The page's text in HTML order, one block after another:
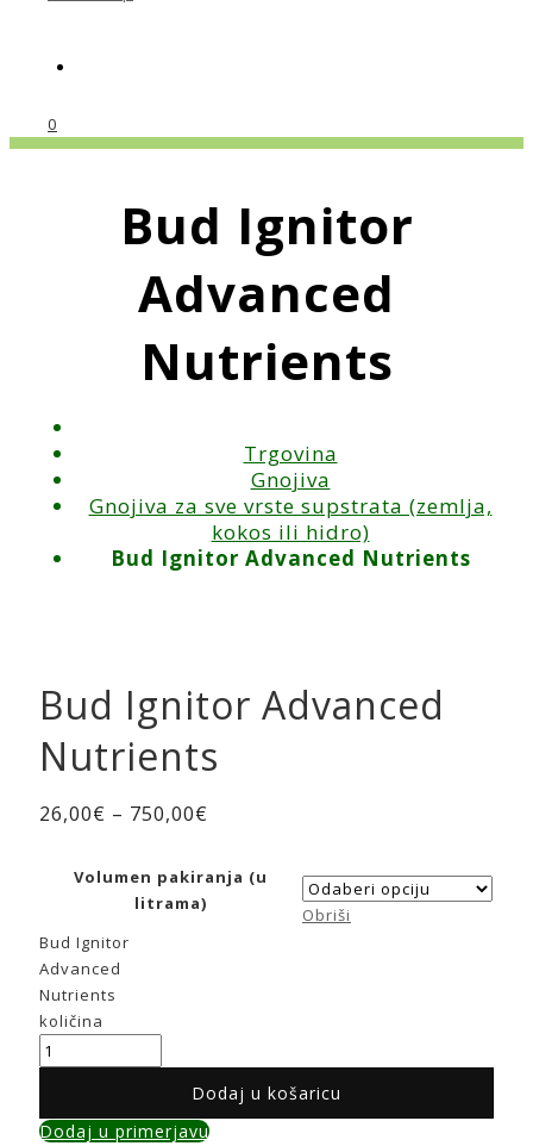
0
Bud Ignitor
Advanced
Nutrients
Trgovina
Gnojiva
Gnojiva za sve vrste supstrata (zemlja,
kokos ili hidro)
Bud Ignitor Advanced Nutrients
Bud Ignitor Advanced
Nutrients
26,00€ – 750,00€
Volumen pakiranja (u
litrama)
Obriši
Bud Ignitor
Advanced
Nutrients
količina
Dodaj u košaricu
Dodaj u primerjavu